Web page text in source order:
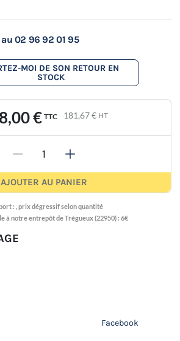
02 96 92 01 95
MOI DE SON RETOUR EN
STOCK
€ TTC 181,67 € HT
- +
AJOUTER AU PANIER
: prix dégressif selon quantité
à notre entrepôt de Trégueux (22950) : 6€
Facebook